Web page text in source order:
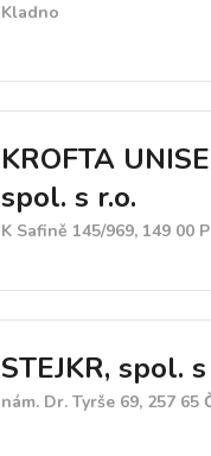
Kladno
KROFTA
spol. s r.o.
K Safině 145/969, 149 00
STEJKR, spol.
nám. Dr. Tyrše 69, 257 65